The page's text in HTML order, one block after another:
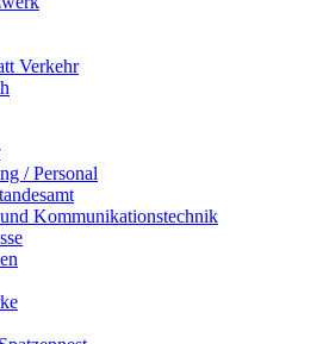
Verkehr
/ Personal
Kommunikationstechnik